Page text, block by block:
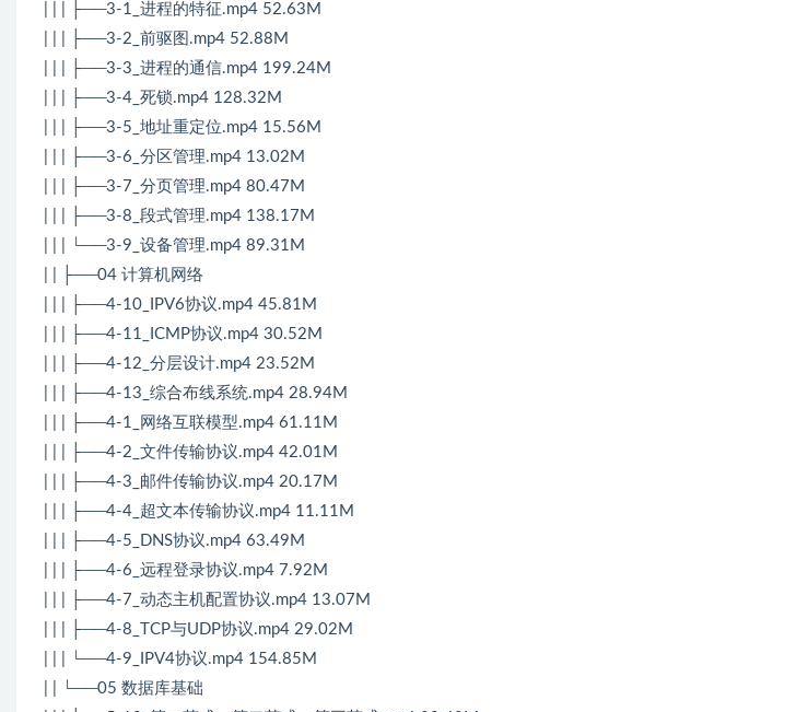
| | | ├──3-1_进程的特征.mp4 52.63M
| | | ├──3-2_前驱图.mp4 52.88M
| | | ├──3-3_进程的通信.mp4 199.24M
| | | ├──3-4_死锁.mp4 128.32M
| | | ├──3-5_地址重定位.mp4 15.56M
| | | ├──3-6_分区管理.mp4 13.02M
| | | ├──3-7_分页管理.mp4 80.47M
| | | ├──3-8_段式管理.mp4 138.17M
| | | └──3-9_设备管理.mp4 89.31M
| | ├──04 计算机网络
| | | ├──4-10_IPV6协议.mp4 45.81M
| | | ├──4-11_ICMP协议.mp4 30.52M
| | | ├──4-12_分层设计.mp4 23.52M
| | | ├──4-13_综合布线系统.mp4 28.94M
| | | ├──4-1_网络互联模型.mp4 61.11M
| | | ├──4-2_文件传输协议.mp4 42.01M
| | | ├──4-3_邮件传输协议.mp4 20.17M
| | | ├──4-4_超文本传输协议.mp4 11.11M
| | | ├──4-5_DNS协议.mp4 63.49M
| | | ├──4-6_远程登录协议.mp4 7.92M
| | | ├──4-7_动态主机配置协议.mp4 13.07M
| | | ├──4-8_TCP与UDP协议.mp4 29.02M
| | | └──4-9_IPV4协议.mp4 154.85M
| | └──05 数据库基础